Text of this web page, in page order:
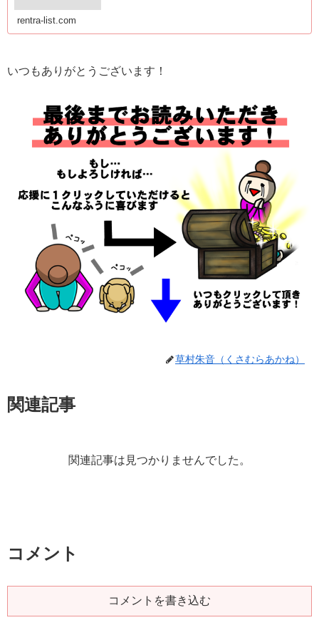
rentra-list.com
いつもありがとうございます！
草村朱音（くさむらあかね）
関連記事
関連記事は見つかりませんでした。
コメント
コメントを書き込む